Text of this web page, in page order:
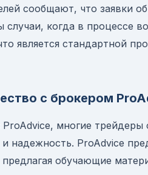
сообщают, что заявки
когда в процессе
является стандартной
с брокером
многие
надежность. ProAdvice
обучающие